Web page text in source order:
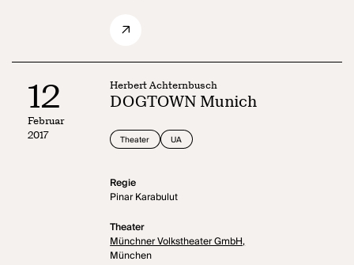
12
Februar
2017
Herbert Achternbusch
DOGTOWN Munich
Theater UA
Regie
Pinar Karabulut
Theater
Münchner Volkstheater GmbH,
München